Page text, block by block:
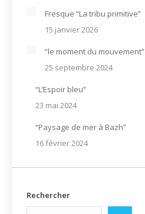
Fresque “La tribu primitive”
15 janvier 2026
“le moment du mouvement”
25 septembre 2024
“L’Espoir bleu”
23 mai 2024
“Paysage de mer à Bazh”
16 février 2024
Rechercher